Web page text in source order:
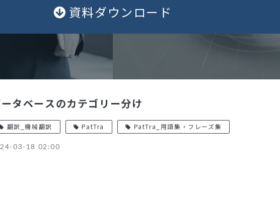
資料ダウンロード
タベースのカテゴリー分け
翻訳_機械翻訳 PatTra PatTra_用語集・フレーズ集
03-18 02:00